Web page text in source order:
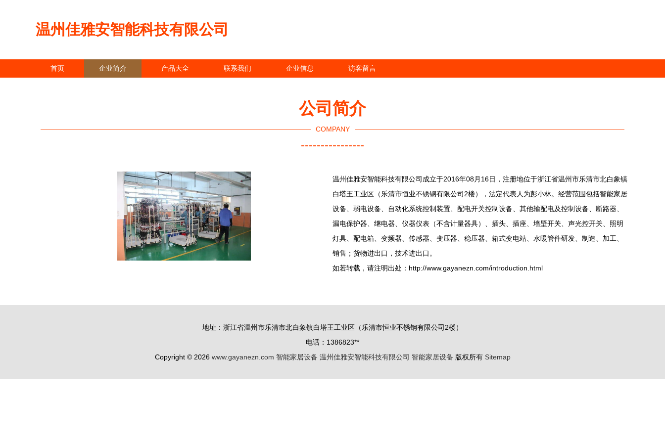
温州佳雅安智能科技有限公司
首页 企业简介 产品大全 联系我们 企业信息 访客留言
公司简介
COMPANY
----------------
温州佳雅安智能科技有限公司成立于2016年08月16日，注册地位于浙江省温州市乐清市北白象镇
白塔王工业区（乐清市恒业不锈钢有限公司2楼），法定代表人为彭小林。经营范围包括智能家居
设备、弱电设备、自动化系统控制装置、配电开关控制设备、其他输配电及控制设备、断路器、
漏电保护器、继电器、仪器仪表（不含计量器具）、插头、插座、墙壁开关、声光控开关、照明
灯具、配电箱、变频器、传感器、变压器、稳压器、箱式变电站、水暖管件研发、制造、加工、
销售；货物进出口，技术进出口。
如若转载，请注明出处：http://www.gayanezn.com/introduction.html
地址：浙江省温州市乐清市北白象镇白塔王工业区（乐清市恒业不锈钢有限公司2楼）
电话：1386823**
Copyright © 2026 www.gayanezn.com 智能家居设备 温州佳雅安智能科技有限公司 智能家居设备 版权所有 Sitemap